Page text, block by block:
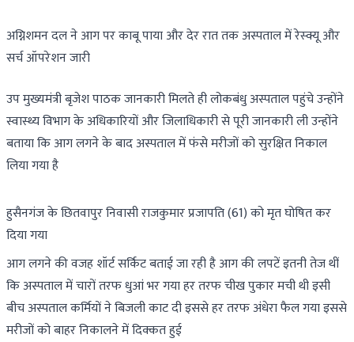
अग्निशमन दल ने आग पर काबू पाया और देर रात तक अस्पताल में रेस्क्यू और
सर्च ऑपरेशन जारी
उप मुख्यमंत्री बृजेश पाठक जानकारी मिलते ही लोकबंधु अस्पताल पहुंचे उन्होंने
स्वास्थ्य विभाग के अधिकारियों और जिलाधिकारी से पूरी जानकारी ली उन्होंने
बताया कि आग लगने के बाद अस्पताल में फंसे मरीजों को सुरक्षित निकाल
लिया गया है
हुसैनगंज के छितवापुर निवासी राजकुमार प्रजापति (61) को मृत घोषित कर
दिया गया
आग लगने की वजह शॉर्ट सर्किट बताई जा रही है आग की लपटें इतनी तेज थीं
कि अस्पताल में चारों तरफ धुआं भर गया हर तरफ चीख पुकार मची थी इसी
बीच अस्पताल कर्मियों ने बिजली काट दी इससे हर तरफ अंधेरा फैल गया इससे
मरीजों को बाहर निकालने में दिक्कत हुई